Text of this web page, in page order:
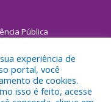
Pública
Municipal de
experiência de
portal, você
de cookies.
isso é feito, acesse